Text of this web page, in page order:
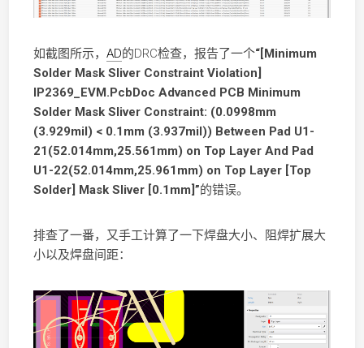
如截图所示， AD的DRC检查，报告了一个“[Minimum
Solder Mask Sliver Constraint Violation]
IP2369_EVM.PcbDoc Advanced PCB Minimum
Solder Mask Sliver Constraint: (0.0998mm
(3.929mil) < 0.1mm (3.937mil)) Between Pad U1-
21(52.014mm,25.561mm) on Top Layer And Pad
U1-22(52.014mm,25.961mm) on Top Layer [Top
Solder] Mask Sliver [0.1mm]”的错误。
排查了一番，又手工计算了一下焊盘大小、阻焊扩展大
小以及焊盘间距：